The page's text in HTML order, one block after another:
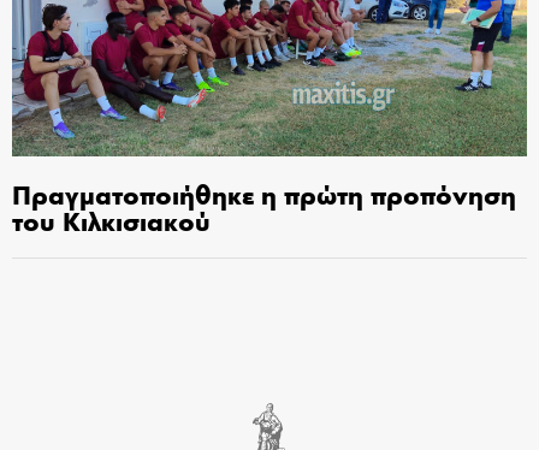
Πραγματοποιήθηκε η πρώτη προπόνηση
του Κιλκισιακού